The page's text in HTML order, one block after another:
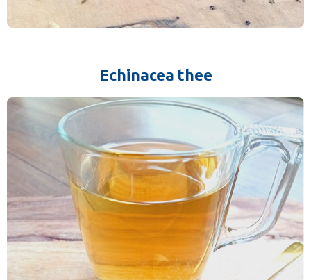
Echinacea thee